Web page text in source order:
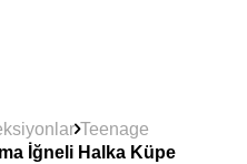
Teenage
İğneli Halka Küpe